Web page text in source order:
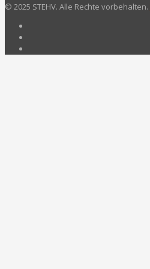
© 2025 STEHV. Alle Rechte vorbehalten.